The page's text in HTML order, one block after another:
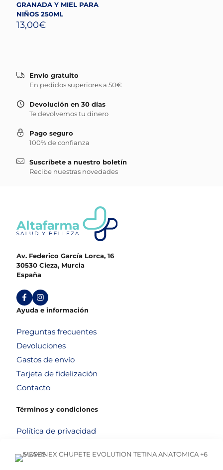
GRANADA Y MIEL PARA
NIÑOS 250ML
13,00€
Envío gratuito
En pedidos superiores a 50€
Devolución en 30 días
Te devolvemos tu dinero
Pago seguro
100% de confianza
Suscríbete a nuestro boletín
Recibe nuestras novedades
Av. Federico García Lorca, 16
30530 Cieza, Murcia
España
Ayuda e información
Preguntas frecuentes
Devoluciones
Gastos de envío
Tarjeta de fidelización
Contacto
Términos y condiciones
Política de privacidad
Aviso legal